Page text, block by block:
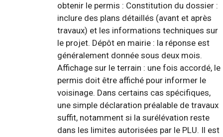
obtenir le permis : Constitution du dossier :
inclure des plans détaillés (avant et après
travaux) et les informations techniques sur
le projet. Dépôt en mairie : la réponse est
généralement donnée sous deux mois.
Affichage sur le terrain : une fois accordé, le
permis doit être affiché pour informer le
voisinage. Dans certains cas spécifiques,
une simple déclaration préalable de travaux
suffit, notamment si la surélévation reste
dans les limites autorisées par le PLU. Il est